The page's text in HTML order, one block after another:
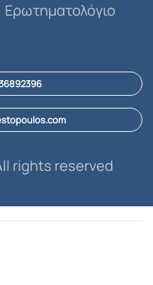
Ερωτηματολόγιο
rights reserved